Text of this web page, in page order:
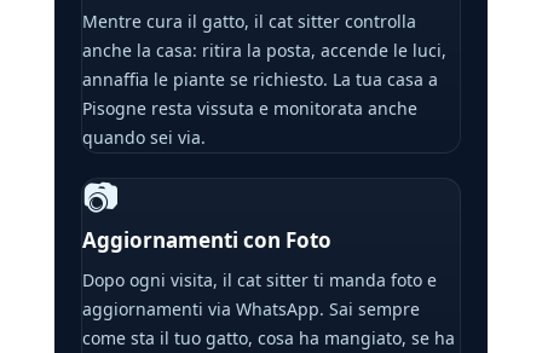
Mentre cura il gatto, il cat sitter controlla
anche la casa: ritira la posta, accende le luci,
annaffia le piante se richiesto. La tua casa a
Pisogne resta vissuta e monitorata anche
quando sei via.
📷
Aggiornamenti con Foto
Dopo ogni visita, il cat sitter ti manda foto e
aggiornamenti via WhatsApp. Sai sempre
come sta il tuo gatto, cosa ha mangiato, se ha